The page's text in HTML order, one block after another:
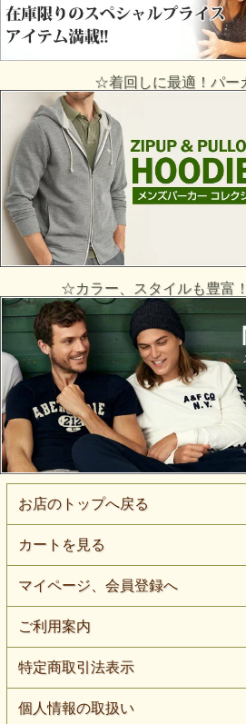
☆着回しに最適！パー
☆カラー、スタイルも豊富
お店のトップへ戻る
カートを見る
マイページ、会員登録へ
ご利用案内
特定商取引法表示
個人情報の取扱い